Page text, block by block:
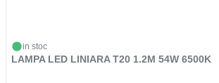
in stoc
LAMPA LED LINIARA T20 1.2M 54W 6500K